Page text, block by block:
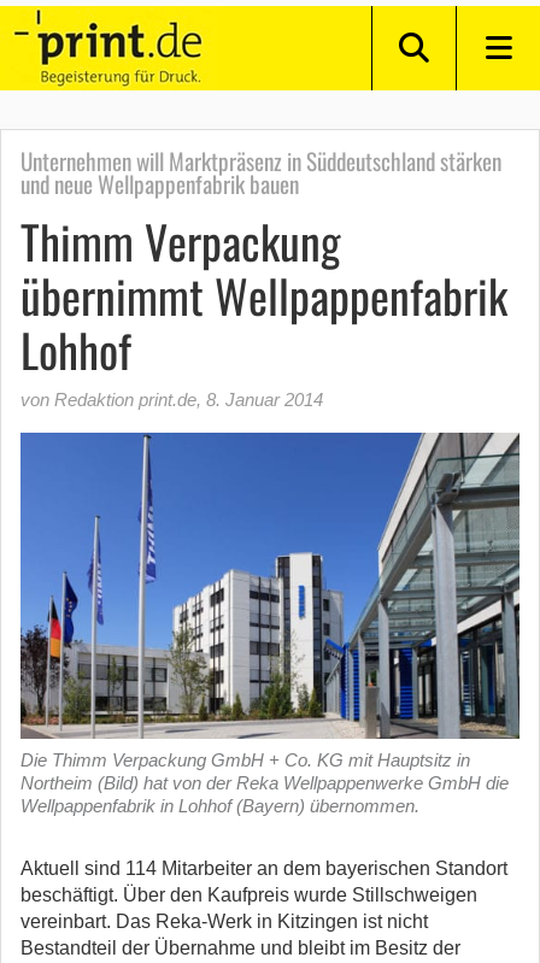
Unternehmen will Marktpräsenz in Süddeutschland stärken
und neue Wellpappenfabrik bauen
Thimm Verpackung
übernimmt Wellpappenfabrik
Lohhof
von Redaktion print.de, 8. Januar 2014
Die Thimm Verpackung GmbH + Co. KG mit Hauptsitz in
Northeim (Bild) hat von der Reka Wellpappenwerke GmbH die
Wellpappenfabrik in Lohhof (Bayern) übernommen.
Aktuell sind 114 Mitarbeiter an dem bayerischen Standort
beschäftigt. Über den Kaufpreis wurde Stillschweigen
vereinbart. Das Reka-Werk in Kitzingen ist nicht
Bestandteil der Übernahme und bleibt im Besitz der